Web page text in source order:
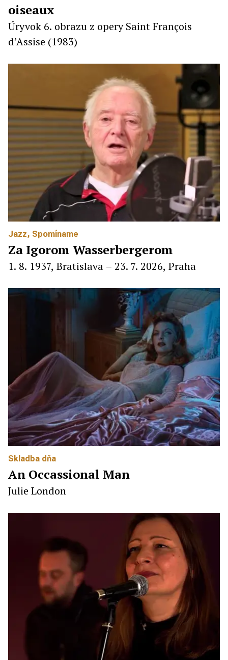
oiseaux
Úryvok 6. obrazu z opery Saint François
d’Assise (1983)
Jazz, Spomíname
Za Igorom Wasserbergerom
1. 8. 1937, Bratislava – 23. 7. 2026, Praha
Skladba dňa
An Occassional Man
Julie London